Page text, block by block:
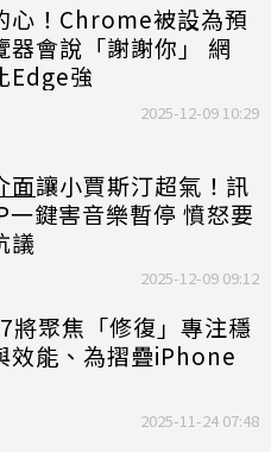
心！Chrome被設為預
器會說「謝謝你」 網
Edge強
2025-12-09 10:29
面讓小賈斯汀超氣！訊
一鍵害音樂暫停 憤怒要
議
2025-12-09 09:12
將聚焦「修復」專注穩
效能、為摺疊iPhone
2025-11-24 07:48